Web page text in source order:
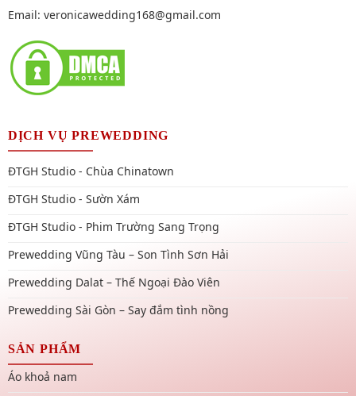
Email: veronicawedding168@gmail.com
DỊCH VỤ PREWEDDING
ĐTGH Studio - Chùa Chinatown
ĐTGH Studio - Sườn Xám
ĐTGH Studio - Phim Trường Sang Trọng
Prewedding Vũng Tàu – Son Tình Sơn Hải
Prewedding Dalat – Thế Ngoại Đào Viên
Prewedding Sài Gòn – Say đắm tình nồng
SẢN PHẨM
Áo khoả nam